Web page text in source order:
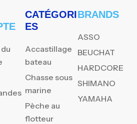
CATÉGORI
ES
Accastillage
bateau
Chasse sous
marine
Pèche au
flotteur
BRANDS
ASSO
BEUCHAT
HARDCORE
SHIMANO
YAMAHA